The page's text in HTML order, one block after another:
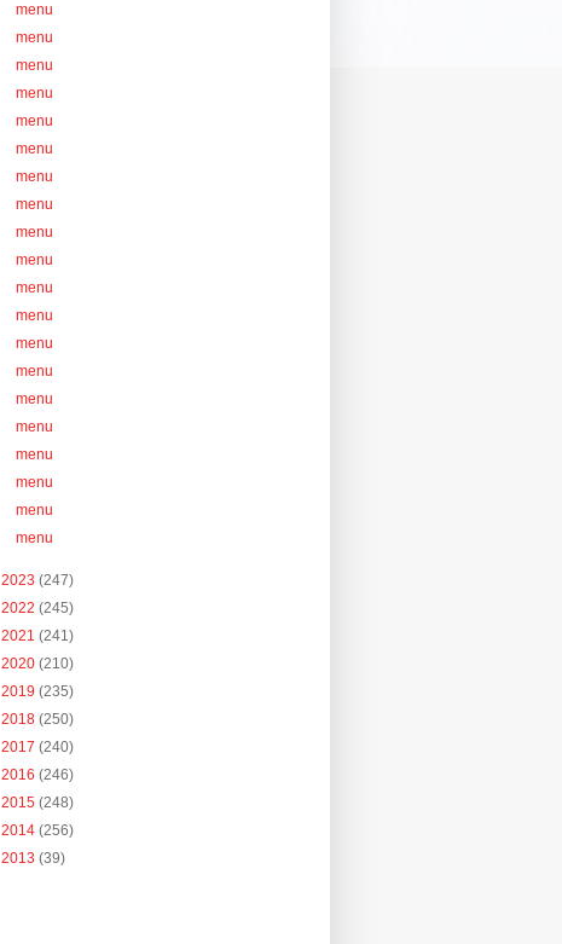
menu
menu
menu
menu
menu
menu
menu
menu
menu
menu
menu
menu
menu
menu
menu
menu
menu
menu
menu
menu
2023 (247)
2022 (245)
2021 (241)
2020 (210)
2019 (235)
2018 (250)
2017 (240)
2016 (246)
2015 (248)
2014 (256)
2013 (39)